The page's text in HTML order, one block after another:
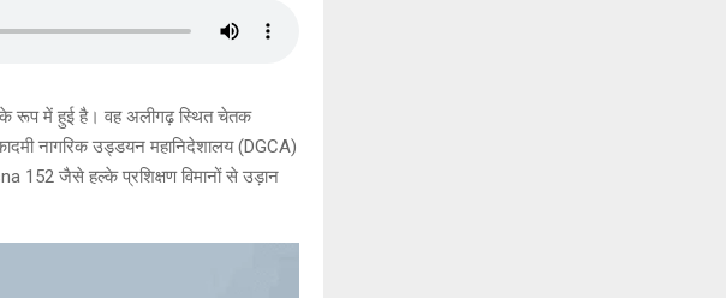
के रूप में हुई है। वह अलीगढ़ स्थित चेतक
नागरिक उड्डयन महानिदेशालय (DGCA)
152 जैसे हल्के प्रशिक्षण विमानों से उड़ान